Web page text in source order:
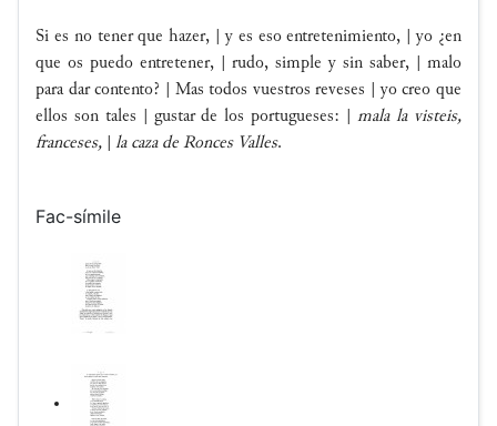
Si es no tener que hazer, | y es eso entretenimiento, | yo ¿en
que os puedo entretener, | rudo, simple y sin saber, | malo
para dar contento? | Mas todos vuestros reveses | yo creo que
ellos son tales | gustar de los portugueses: | mala la visteis,
franceses,
la caza de Ronces Valles.
Fac-símile